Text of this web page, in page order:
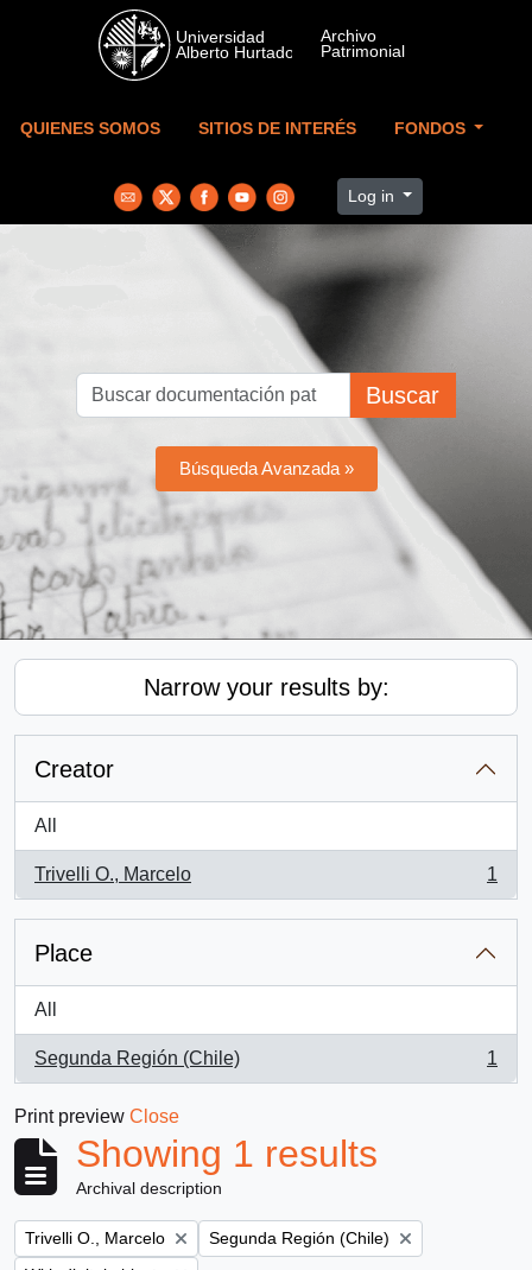
Skip to main content
QUIENES SOMOS SITIOS DE INTERÉS FONDOS
Log in
Buscar
Búsqueda Avanzada »
Narrow your results by:
Creator
All
Trivelli O., Marcelo
, 1 results
1
Place
All
Segunda Región (Chile)
, 1 results
1
Print preview Close
Showing 1 results
Archival description
Remove filter:
Trivelli O., Marcelo Remove filter:
Segunda Región (Chile)